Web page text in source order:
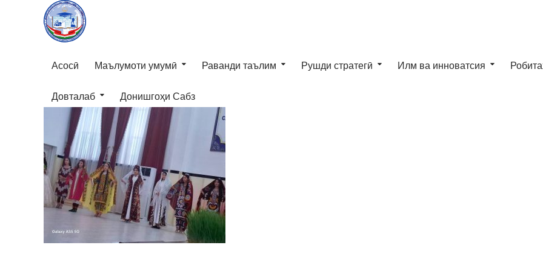
Асосӣ Маълумоти умумӣ Раванди таълим Рушди стратегӣ Илм ва инноватсия
Довталаб Донишгоҳи Сабз